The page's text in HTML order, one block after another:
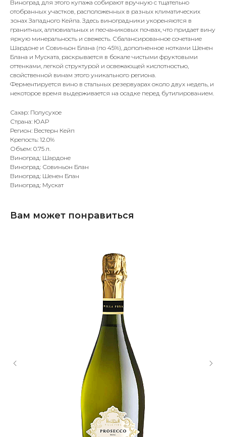
Виноград для этого купажа собирают вручную с тщательно
отобранных участков, расположенных в разных климатических
зонах Западного Кейпа. Здесь виноградники укореняются в
гранитных, аллювиальных и песчаниковых почвах, что придает вину
яркую минеральность и свежесть. Сбалансированное сочетание
Шардоне и Совиньон Блана (по 45%), дополненное нотками Шенен
Блана и Муската, раскрывается в бокале чистыми фруктовыми
оттенками, легкой структурой и освежающей кислотностью,
свойственной винам этого уникального региона.
Ферментируется вино в стальных резервуарах около двух недель, и
некоторое время выдерживается на осадке перед бутилированием.
Сахар: Полусухое
Страна: ЮАР
Регион: Вестерн Кейп
Крепость: 12.0%
Объем: 0.75 л.
Виноград: Шардоне
Виноград: Совиньон Блан
Виноград: Шенен Блан
Виноград: Мускат
Вам может понравиться